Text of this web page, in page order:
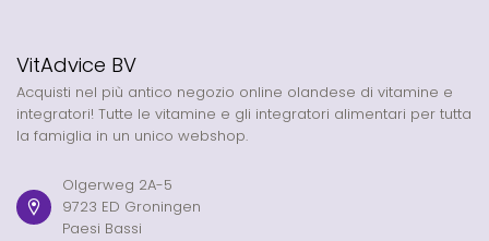
VitAdvice BV
Acquisti nel più antico negozio online olandese di vitamine e
integratori! Tutte le vitamine e gli integratori alimentari per tutta
la famiglia in un unico webshop.
Olgerweg 2A-5
9723 ED Groningen
Paesi Bassi